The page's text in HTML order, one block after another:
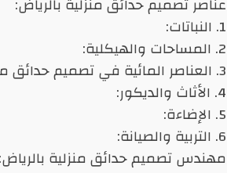
عناصر تصميم حدائق منزلية بالرياض:
1. النباتات:
2. المساحات والهيكلية:
3. العناصر المائية في تصميم حدائق منزلية بالرياض:
4. الأثاث والديكور:
5. الإضاءة:
6. التربية والصيانة:
مهندس تصميم حدائق منزلية بالرياض: